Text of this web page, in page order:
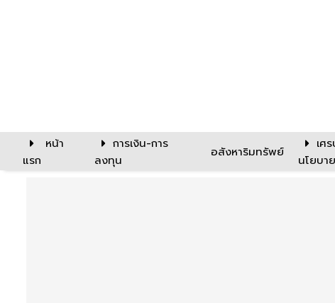
หน้า
แรก
การเงิน-การ
ลงทุน
อสังหาริมทรัพย์
เศ
นโยบาย